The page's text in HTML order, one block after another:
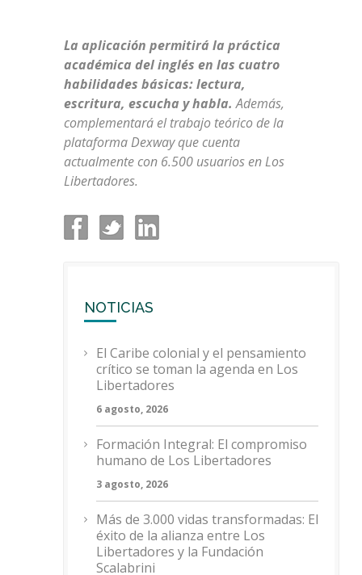
La aplicación permitirá la práctica
académica del inglés en las cuatro
habilidades básicas: lectura,
escritura, escucha y habla. Además,
complementará el trabajo teórico de la
plataforma Dexway que cuenta
actualmente con 6.500 usuarios en Los
Libertadores.
NOTICIAS
El Caribe colonial y el pensamiento
crítico se toman la agenda en Los
Libertadores
6 agosto, 2026
Formación Integral: El compromiso
humano de Los Libertadores
3 agosto, 2026
Más de 3.000 vidas transformadas: El
éxito de la alianza entre Los
Libertadores y la Fundación
Scalabrini